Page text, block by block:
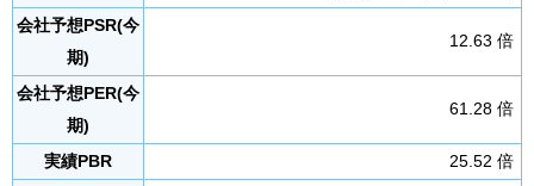
会社予想PSR(今
期)
12.63 倍
会社予想PER(今
期)
61.28 倍
実績PBR
25.52 倍